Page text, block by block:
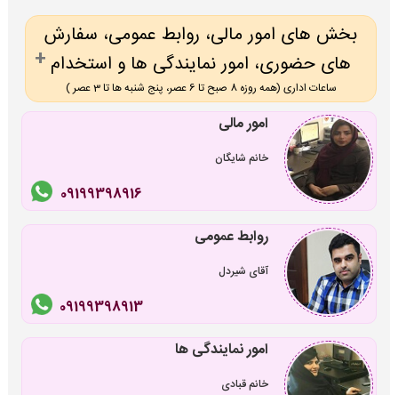
بخش های امور مالی، روابط عمومی، سفارش
های حضوری، امور نمایندگی ها و استخدام
ساعات اداری (همه روزه 8 صبح تا 6 عصر، پنج شنبه ها تا 3 عصر )
امور مالی
خانم شایگان
09199398916
روابط عمومی
آقای شیردل
09199398913
امور نمایندگی ها
خانم قبادی